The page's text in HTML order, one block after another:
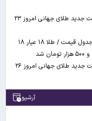
طلا در پایین‌ترین سطح قیمتی ایستاد/ قیمت جدید طلای جهانی امروز ۲۳
آخرین قیمت طلا و سکه ۲۷ تیرماه ۱۴۰۵+ جدول قیمت / طلا ۱۸ عیار ۱۸
بزرگ‌ترین کاهش قیمت طلا رقم خورد/ قیمت جدید طلای جهانی امروز ۲۶
آرشیو